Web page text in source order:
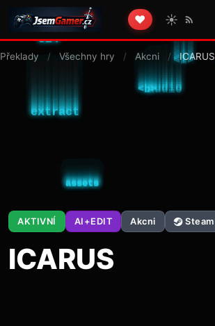
❤️ ☀️
Překlady / Všechny hry / Akcni / ICARUS
AKTIVNÍ AI+EDIT Akcni Steam
ICARUS